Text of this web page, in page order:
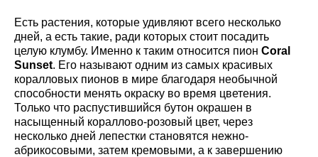
Есть растения, которые удивляют всего несколько
дней, а есть такие, ради которых стоит посадить
целую клумбу. Именно к таким относится пион Coral
Sunset. Его называют одним из самых красивых
коралловых пионов в мире благодаря необычной
способности менять окраску во время цветения.
Только что распустившийся бутон окрашен в
насыщенный кораллово-розовый цвет, через
несколько дней лепестки становятся нежно-
абрикосовыми, затем кремовыми, а к завершению